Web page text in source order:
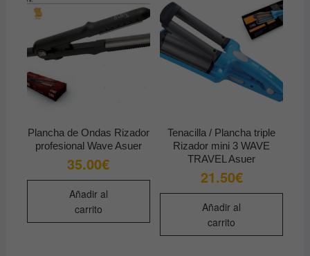
Plancha de Ondas Rizador
profesional Wave Asuer
35.00€
Añadir al
carrito
Tenacilla / Plancha triple
Rizador mini 3 WAVE
TRAVEL Asuer
21.50€
Añadir al
carrito